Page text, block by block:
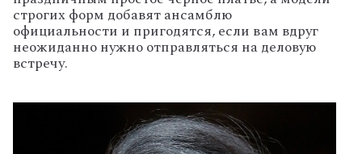
строгих форм добавят ансамблю
официальности и пригодятся, если вам вдруг
неожиданно нужно отправляться на деловую
встречу.